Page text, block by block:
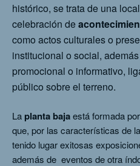
histórico, se trata de una
celebración de
como actos culturales o
institucional o social,
promocional o informativo,
público sobre el terreno.
La planta bajaestá formada
que, por las características de
tenido lugar exitosas
además de eventos de otra